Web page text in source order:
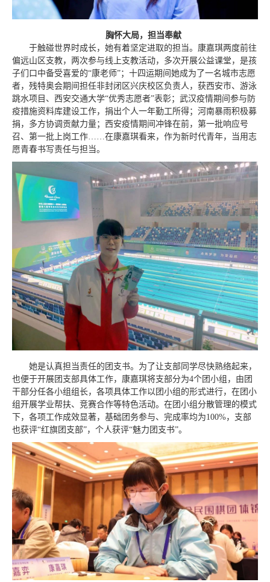
胸怀大局，担当奉献
于触碰世界时成长，她有着坚定进取的担当。康嘉琪两度前往
偏远山区支教，两次参与线上支教活动，多次开展公益课堂，是孩
子们口中备受喜爱的“康老师”；十四运期间她成为了一名城市志愿
者，残特奥会期间担任非封闭区兴庆校区负责人，获西安市、游泳
跳水项目、西安交通大学“优秀志愿者”表彰；武汉疫情期间参与防
疫措施资料库建设工作，捐出个人一年勤工所得；河南暴雨积极募
捐，多方协调贡献力量；西安疫情期间冲锋在前，第一批响应号
召、第一批上岗工作……在康嘉琪看来，作为新时代青年，当用志
愿青春书写责任与担当。
她是认真担当责任的团支书。为了让支部同学尽快熟络起来，
也便于开展团支部具体工作，康嘉琪将支部分为4个团小组，由团
干部分任各小组组长，各项具体工作以团小组的形式进行，在团小
组开展学业帮扶、竞赛合作等特色活动。在团小组分散管理的模式
下，各项工作成效显著，基础团务参与、完成率均为100%，支部
也获评“红旗团支部”，个人获评“魅力团支书”。